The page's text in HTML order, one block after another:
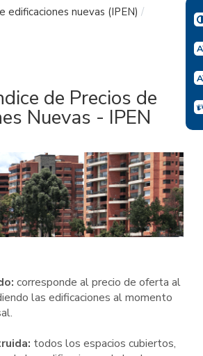
edificaciones nuevas (IPEN)
de Precios de
Nuevas - IPEN
corresponde al precio de oferta al
las edificaciones al momento
todos los espacios cubiertos,